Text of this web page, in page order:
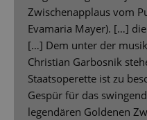
Zwischenapplaus vom
Evamaria Mayer). […]
[…] Dem unter der
Christian Garbosnik
Staatsoperette ist zu
Gespür für das
legendären Goldenen